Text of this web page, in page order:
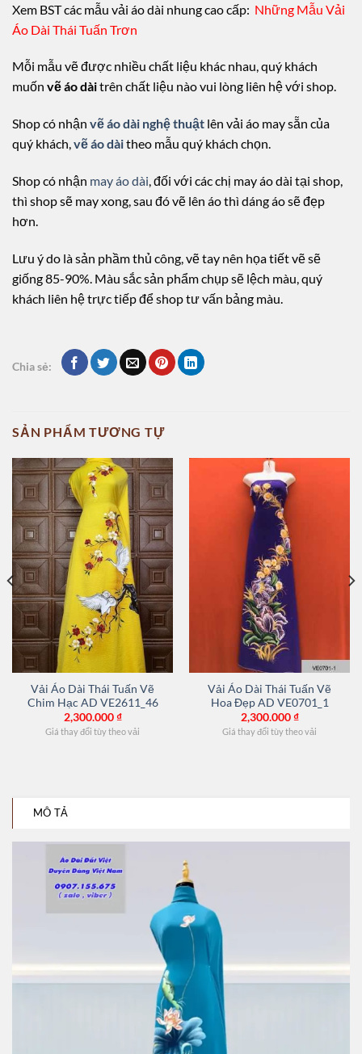
Xem BST các mẫu vải áo dài nhung cao cấp: Những Mẫu Vải
Áo Dài Thái Tuấn Trơn
Mỗi mẫu vẽ được nhiều chất liệu khác nhau, quý khách
muốn vẽ áo dàitrên chất liệu nào vui lòng liên hệ với shop.
Shop có nhận vẽ áo dài nghệ thuật lên vải áo may sẵn của
quý khách,vẽ áo dàitheo mẫu quý khách chọn.
Shop có nhận may áo dài, đối với các chị may áo dài tại shop,
thì shop sẽ may xong, sau đó vẽ lên áo thì dáng áo sẽ đẹp
hơn.
Lưu ý do là sản phầm thủ công, vẽ tay nên họa tiết vẽ sẽ
giống 85-90%. Màu sắc sản phẩm chụp sẽ lệch màu, quý
khách liên hệ trực tiếp để shop tư vấn bảng màu.
Chia sẻ:
SẢN PHẨM TƯƠNG TỰ
Vải Áo Dài Thái Tuấn Vẽ
Chim Hạc AD VE2611_46
2,300.000₫
Giá thay đổi tùy theo vải
Vải Áo Dài Thái Tuấn Vẽ
Hoa Đẹp AD VE0701_1
2,300.000₫
Giá thay đổi tùy theo vải
MÔ TẢ